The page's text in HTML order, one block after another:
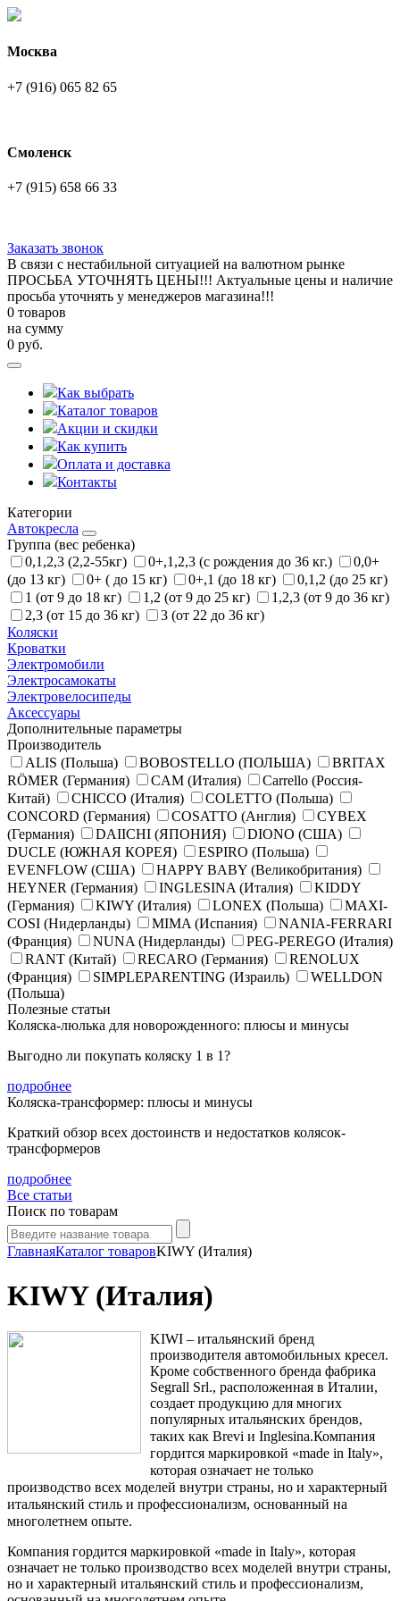
Москва
+7 (916) 065 82 65
Смоленск
+7 (915) 658 66 33
Заказать звонок
В связи с нестабильной ситуацией на валютном рынке
ПРОСЬБА УТОЧНЯТЬ ЦЕНЫ!!! Актуальные цены и наличие
просьба уточнять у менеджеров магазина!!!
0 товаров
на сумму
0 руб.
Как выбрать
Каталог товаров
Акции и скидки
Как купить
Оплата и доставка
Контакты
Категории
Автокресла
Группа (вес ребенка)
0,1,2,3 (2,2-55кг)
0+,1,2,3 (с рождения до 36 кг.)
0,0+
(до 13 кг)
0+ ( до 15 кг) 0+,1 (до 18 кг)
0,1,2 (до 25 кг)
1 (от 9 до 18 кг)
1,2 (от 9 до 25 кг)
1,2,3 (от 9 до 36 кг)
2,3 (от 15 до 36 кг)
3 (от 22 до 36 кг)
Коляски
Кроватки
Электромобили
Электросамокаты
Электровелосипеды
Аксессуары
Дополнительные параметры
Производитель
ALIS (Польша)
BOBOSTELLO (ПОЛЬША)
BRITAX
RÖMER (Германия)
CAM (Италия)
Carrello (Россия-
Китай)
CHICCO (Италия)
COLETTO (Польша)
CONCORD (Германия)
COSATTO (Англия)
CYBEX
(Германия)
DAIICHI (ЯПОНИЯ)
DIONO (США)
DUCLE (ЮЖНАЯ КОРЕЯ)
ESPIRO (Польша)
EVENFLOW (США)
HAPPY BABY (Великобритания)
HEYNER (Германия)
INGLESINA (Италия)
KIDDY
(Германия)
KIWY (Италия) LONEX (Польша)
MAXI-
COSI (Нидерланды)
MIMA (Испания)
NANIA-FERRARI
(Франция)
NUNA (Нидерланды)
PEG-PEREGO (Италия)
RANT (Китай)
RECARO (Германия)
RENOLUX
(Франция)
SIMPLEPARENTING (Израиль)
WELLDON
(Польша)
Полезные статьи
Коляска-люлька для новорожденного: плюсы и минусы
Выгодно ли покупать коляску 1 в 1?
подробнее
Коляска-трансформер: плюсы и минусы
Краткий обзор всех достоинств и недостатков колясок-
трансформеров
подробнее
Все статьи
Поиск по товарам
ГлавнаяКаталог товаровKIWY (Италия)
KIWY (Италия)
KIWI – итальянский бренд
производителя автомобильных кресел.
Кроме собственного бренда фабрика
Segrall Srl., расположенная в Италии,
создает продукцию для многих
популярных итальянских брендов,
таких как Brevi и Inglesina.Компания
гордится маркировкой «made in Italy»,
которая означает не только
производство всех моделей внутри страны, но и характерный
итальянский стиль и профессионализм, основанный на
многолетнем опыте.
Компания гордится маркировкой «made in Italy», которая
означает не только производство всех моделей внутри страны,
но и характерный итальянский стиль и профессионализм,